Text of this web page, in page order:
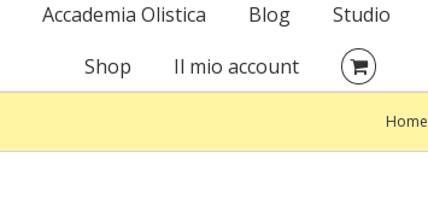
Accademia Olistica Blog Studio
Shop
Il mio account
Home